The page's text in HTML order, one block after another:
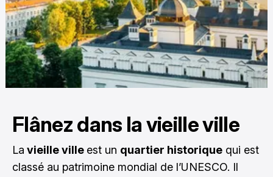
Flânez dans la vieille ville
La vieille ville est un quartier historique qui est
classé au patrimoine mondial de l’UNESCO. Il